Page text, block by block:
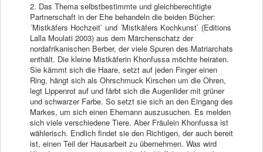
2. Das Thema selbstbestimmte und gleichberechtigte
Partnerschaft in der Ehe behandeln die beiden Bücher:
´Mistkäfers Hochzeit` und ´Mistkäfers Kochkunst` (Editions
Lalla Moulati 2003) aus dem Märchenschatz der
nordafrikanischen Berber, der viele Spuren des Matriarchats
enthält. Die kleine Mistkäferin Khonfussa möchte heiraten.
Sie kämmt sich die Haare, setzt auf jeden Finger einen
Ring, hängt sich als Ohrschmuck Kirschen um die Ohren,
legt Lippenrot auf und färbt sich die Augenlider mit grüner
und schwarzer Farbe. So setzt sie sich an den Eingang des
Markes, um sich einen Ehemann auszusuchen. Es melden
sich viele verschiedene Tiere. Aber Fräulein Khonfussa ist
wählerisch. Endlich findet sie den Richtigen, der auch bereit
ist, einen Teil der Hausarbeit zu übernehmen. Was wird